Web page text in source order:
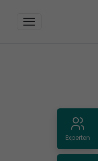
Experten